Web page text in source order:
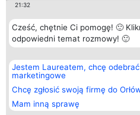
21:32
Cześć, chętnie Ci pomogę! 🙂
odpowiedni temat rozmowy! 🙂
Jestem Laureatem, chcę odebrać
marketingowe
Chcę zgłosić swoją firmę do
Mam inną sprawę
Organizator plebiscytu
Bright Side Solutions sp. z o.
o. sp. k.
ul. Ruska 22
Wrocław 50-079
KRS 0000749100 | Regon
381313360 | NIP 8943132676
Laureaci
wszystkich
Laureatów